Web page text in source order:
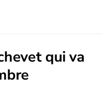
qui va